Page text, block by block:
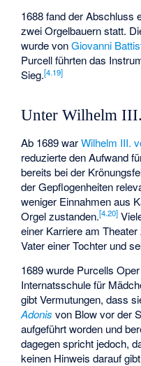
1688 fand der Abschluss
zwei Orgelbauern statt.
wurde vonGiovanni
Purcell führten das
Sieg.[4.19]
Unter Wilhelm III.
Ab 1689 warWilhelm III.
reduzierte den Aufwand
bereits bei der
der Gepflogenheiten
weniger Einnahmen aus
Orgel zustanden.[4.20]
einer Karriere am
Vater einer Tochter und
1689 wurde Purcells
Internatsschule für
gibt Vermutungen, dass
Adonis von Blow vor der
aufgeführt worden und
dagegen spricht jedoch,
keinen Hinweis darauf